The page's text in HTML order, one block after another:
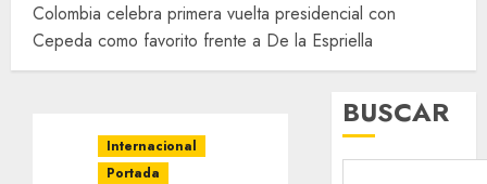
Colombia celebra primera vuelta presidencial con
Cepeda como favorito frente a De la Espriella
Internacional
Portada
BUSCAR